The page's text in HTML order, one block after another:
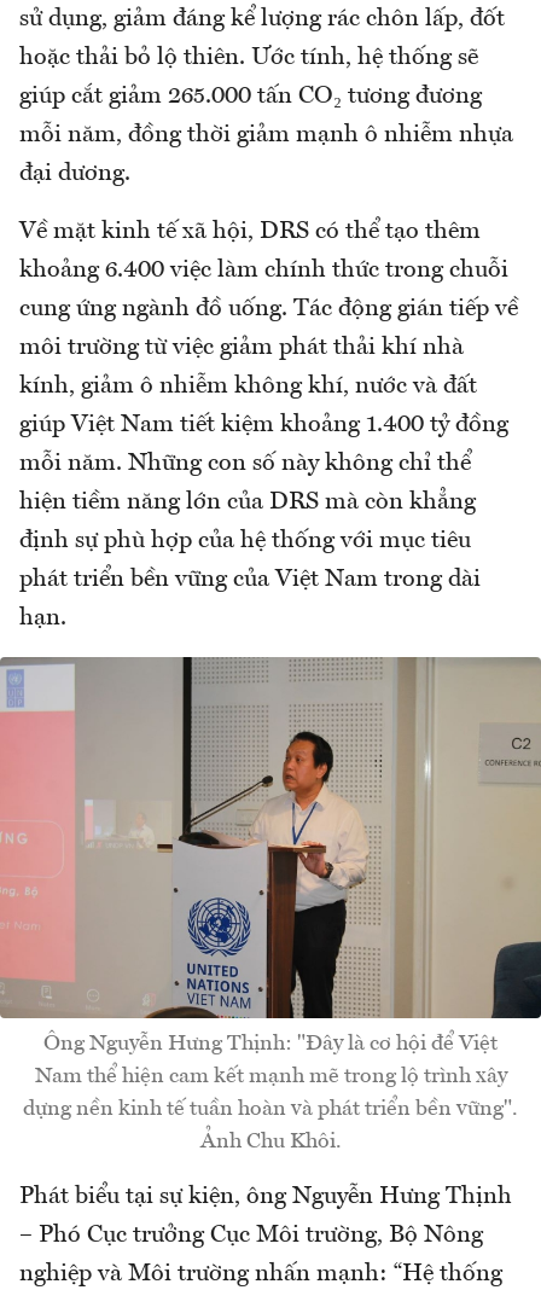
sử dụng, giảm đáng kể lượng rác chôn lấp, đốt
hoặc thải bỏ lộ thiên. Ước tính, hệ thống sẽ
giúp cắt giảm 265.000 tấn CO₂ tương đương
mỗi năm, đồng thời giảm mạnh ô nhiễm nhựa
đại dương.
Về mặt kinh tế xã hội, DRS có thể tạo thêm
khoảng 6.400 việc làm chính thức trong chuỗi
cung ứng ngành đồ uống. Tác động gián tiếp về
môi trường từ việc giảm phát thải khí nhà
kính, giảm ô nhiễm không khí, nước và đất
giúp Việt Nam tiết kiệm khoảng 1.400 tỷ đồng
mỗi năm. Những con số này không chỉ thể
hiện tiềm năng lớn của DRS mà còn khẳng
định sự phù hợp của hệ thống với mục tiêu
phát triển bền vững của Việt Nam trong dài
hạn.
Ông Nguyễn Hưng Thịnh: "Đây là cơ hội để Việt
Nam thể hiện cam kết mạnh mẽ trong lộ trình xây
dựng nền kinh tế tuần hoàn và phát triển bền vững".
Ảnh Chu Khôi.
Phát biểu tại sự kiện, ông Nguyễn Hưng Thịnh
– Phó Cục trưởng Cục Môi trường, Bộ Nông
nghiệp và Môi trường nhấn mạnh: “Hệ thống